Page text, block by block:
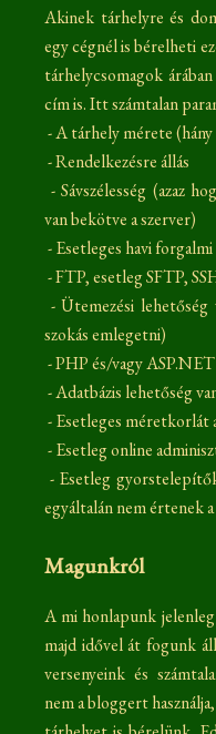
Akinek tárhelyre és
egy cégnél is bérelheti
tárhelycsomagok
cím is. Itt számtalan
- A tárhely mérete
- Rendelkezésre állás
- Sávszélesség (azaz
van bekötve a szerver)
- Esetleges havi
- FTP, esetleg SFTP,
- Ütemezési
szokás emlegetni)
- PHP és/vagy
- Adatbázis lehetőség
- Esetleges méretkorlát
- Esetleg online
- Esetleg
egyáltalán nem értenek
Magunkról
A mi honlapunk
majd idővel át fogunk
versenyeink és
nem a bloggert